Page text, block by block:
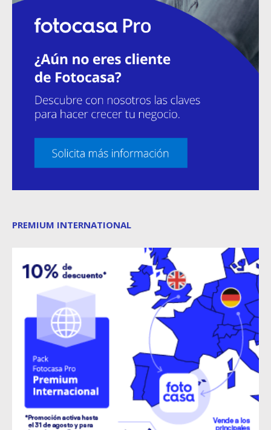
PREMIUM INTERNATIONAL